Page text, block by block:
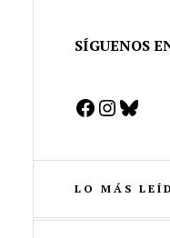
SÍGUENOS
Facebook
LO MÁS